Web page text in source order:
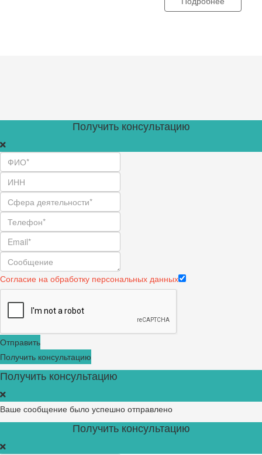
Получить консультацию
Согласие на обработку персональных данных
Отправить
Получить консультацию
Получить консультацию
Ваше сообщение было успешно отправлено
Получить консультацию